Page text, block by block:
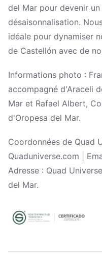
del Mar pour devenir
désaisonnalisation.
idéale pour dynamiser
de Castellón avec de
Informations photo :
accompagné d'Araceli
Mar et Rafael Albert,
d'Oropesa del Mar.
Coordonnées de Quad
Quaduniverse.com |
Adresse : Quad
del Mar.